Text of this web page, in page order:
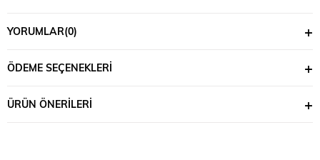
YORUMLAR(0)
ÖDEME SEÇENEKLERI
ÜRÜN ÖNERILERI